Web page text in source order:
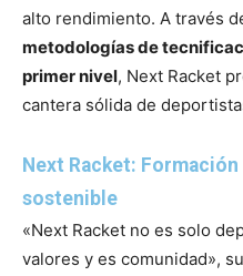
alto rendimiento. A través
metodologías de
primer nivel, Next Racket
cantera sólida de
Next Racket:
sostenible
«Next Racket no es solo
valores y es comunidad»,